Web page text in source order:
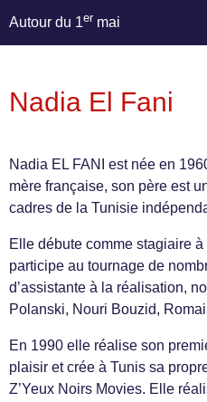
Autour du 1er mai
Nadia El Fani
Nadia EL FANI est née en
mère française, son père est
cadres de la Tunisie
Elle débute comme stagiaire
participe au tournage de
d’assistante à la réalisation,
Polanski, Nouri Bouzid,
En 1990 elle réalise son
plaisir et crée à Tunis sa
Z’Yeux Noirs Movies. Elle